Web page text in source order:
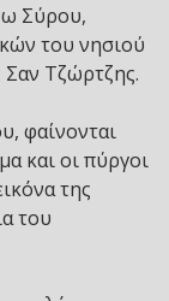
Σύρου,
του νησιού
Σαν Τζώρτζης.
φαίνονται
και οι πύργοι
της
του